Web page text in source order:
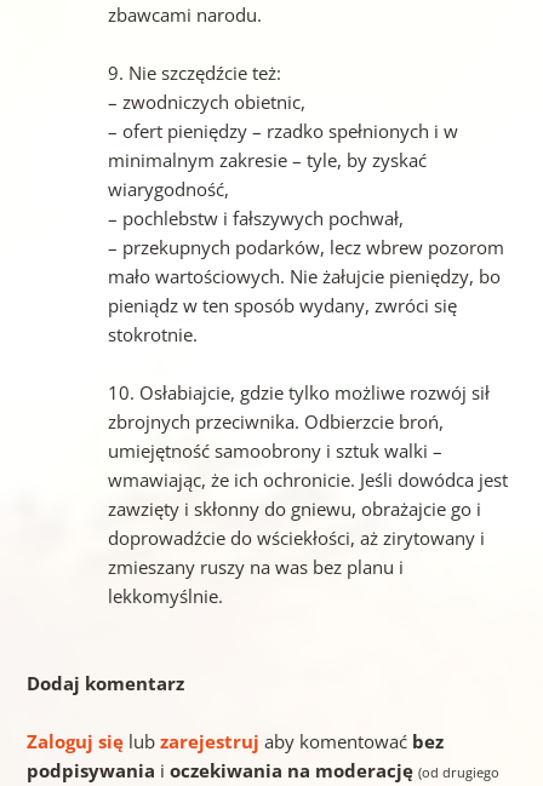
zbawcami narodu.
9. Nie szczędźcie też:
– zwodniczych obietnic,
– ofert pieniędzy – rzadko spełnionych i w
minimalnym zakresie – tyle, by zyskać
wiarygodność,
– pochlebstw i fałszywych pochwał,
– przekupnych podarków, lecz wbrew pozorom
mało wartościowych. Nie żałujcie pieniędzy, bo
pieniądz w ten sposób wydany, zwróci się
stokrotnie.
10. Osłabiajcie, gdzie tylko możliwe rozwój sił
zbrojnych przeciwnika. Odbierzcie broń,
umiejętność samoobrony i sztuk walki –
wmawiając, że ich ochronicie. Jeśli dowódca jest
zawzięty i skłonny do gniewu, obrażajcie go i
doprowadźcie do wściekłości, aż zirytowany i
zmieszany ruszy na was bez planu i
lekkomyślnie.
Dodaj komentarz
Zaloguj sięlub zarejestruj aby komentować bez
podpisywania i oczekiwania na moderację (od drugiego